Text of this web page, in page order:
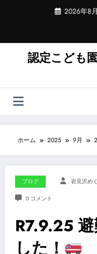
ツ
プ
2026年8
認定こども
ホーム 2025 9月
ブログ 岩見沢め
0 コメント
R7.9.25
した！